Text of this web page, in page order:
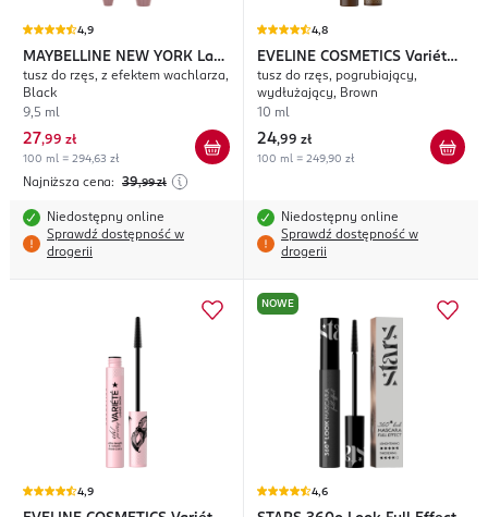
4,9
MAYBELLINE NEW YORK Lash
Sensational Full Fan Effect
tusz do rzęs, z efektem wachlarza,
Black
9,5 ml
27,99 zł
100 ml = 294,63 zł
Najniższa cena: 39,99 zł
Niedostępny online
Sprawdź dostępność w
drogerii
4,8
EVELINE COSMETICS Variété
Lashes Show
tusz do rzęs, pogrubiający,
wydłużający, Brown
10 ml
24,99 zł
100 ml = 249,90 zł
Niedostępny online
Sprawdź dostępność w
drogerii
4,9
NOWE
4,6